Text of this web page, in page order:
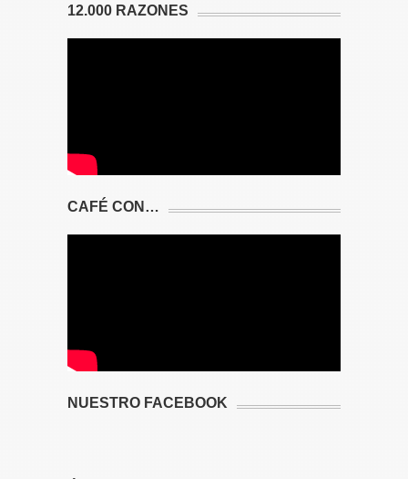
12.000 RAZONES
CAFÉ CON…
NUESTRO FACEBOOK